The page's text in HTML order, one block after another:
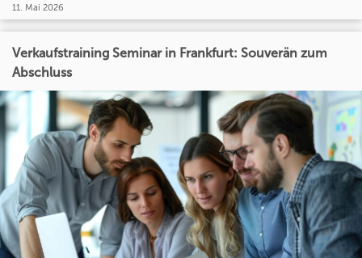
11. Mai 2026
Verkaufstraining Seminar in Frankfurt: Souverän zum
Abschluss